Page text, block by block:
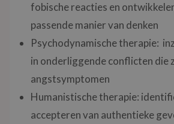
fobische reacties en
passende manier van denken
Psychodynamische therapie:
in onderliggende conflicten die
angstsymptomen
Humanistische therapie:
accepteren van authentieke